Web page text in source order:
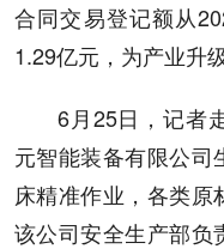
合同交易登记额从
1.29亿元，为产业升
6月25日，记者
元智能装备有限公司
床精准作业，各类原
该公司安全生产部负